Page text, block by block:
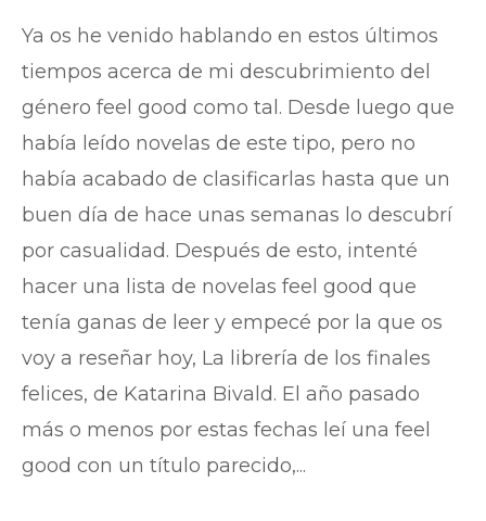
Ya os he venido hablando en estos últimos
tiempos acerca de mi descubrimiento del
género feel good como tal. Desde luego que
había leído novelas de este tipo, pero no
había acabado de clasificarlas hasta que un
buen día de hace unas semanas lo descubrí
por casualidad. Después de esto, intenté
hacer una lista de novelas feel good que
tenía ganas de leer y empecé por la que os
voy a reseñar hoy, La librería de los finales
felices, de Katarina Bivald. El año pasado
más o menos por estas fechas leí una feel
good con un título parecido,...